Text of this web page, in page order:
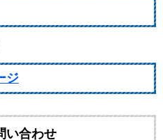
ジ
い合わせ